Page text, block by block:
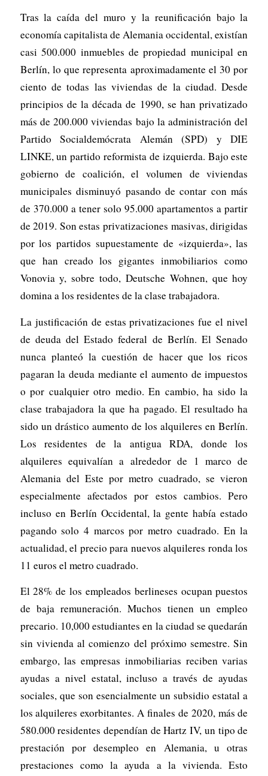
Tras la caída del muro y la reunificación bajo la
economía capitalista de Alemania occidental, existían
casi 500.000 inmuebles de propiedad municipal en
Berlín, lo que representa aproximadamente el 30 por
ciento de todas las viviendas de la ciudad. Desde
principios de la década de 1990, se han privatizado
más de 200.000 viviendas bajo la administración del
Partido Socialdemócrata Alemán (SPD) y DIE
LINKE, un partido reformista de izquierda. Bajo este
gobierno de coalición, el volumen de viviendas
municipales disminuyó pasando de contar con más
de 370.000 a tener solo 95.000 apartamentos a partir
de 2019. Son estas privatizaciones masivas, dirigidas
por los partidos supuestamente de «izquierda», las
que han creado los gigantes inmobiliarios como
Vonovia y, sobre todo, Deutsche Wohnen, que hoy
domina a los residentes de la clase trabajadora.
La justificación de estas privatizaciones fue el nivel
de deuda del Estado federal de Berlín. El Senado
nunca planteó la cuestión de hacer que los ricos
pagaran la deuda mediante el aumento de impuestos
o por cualquier otro medio. En cambio, ha sido la
clase trabajadora la que ha pagado. El resultado ha
sido un drástico aumento de los alquileres en Berlín.
Los residentes de la antigua RDA, donde los
alquileres equivalían a alrededor de 1 marco de
Alemania del Este por metro cuadrado, se vieron
especialmente afectados por estos cambios. Pero
incluso en Berlín Occidental, la gente había estado
pagando solo 4 marcos por metro cuadrado. En la
actualidad, el precio para nuevos alquileres ronda los
11 euros el metro cuadrado.
El 28% de los empleados berlineses ocupan puestos
de baja remuneración. Muchos tienen un empleo
precario. 10,000 estudiantes en la ciudad se quedarán
sin vivienda al comienzo del próximo semestre. Sin
embargo, las empresas inmobiliarias reciben varias
ayudas a nivel estatal, incluso a través de ayudas
sociales, que son esencialmente un subsidio estatal a
los alquileres exorbitantes. A finales de 2020, más de
580.000 residentes dependían de Hartz IV, un tipo de
prestación por desempleo en Alemania, u otras
prestaciones como la ayuda a la vivienda. Esto